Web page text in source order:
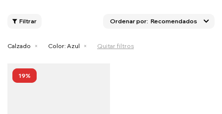
Recomendados
Calzado Color: Azul Quitar filtros
19